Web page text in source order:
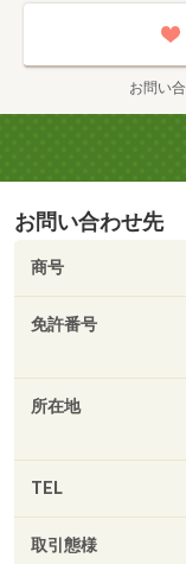
お問い
お問い合わせ先
商号
免許番号
所在地
TEL
取引態様